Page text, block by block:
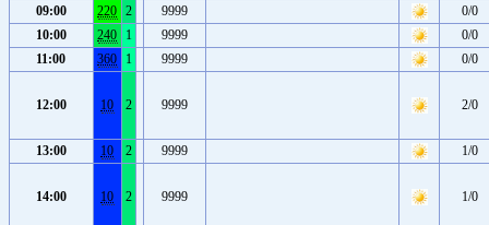
09:00
220 2 9999
0/0
10:00
240 1 9999
0/0
11:00
360 1 9999 0/0
12:00 10 2 9999 2/0
13:00 10 2 9999 1/0
14:00 10 2 9999 1/0